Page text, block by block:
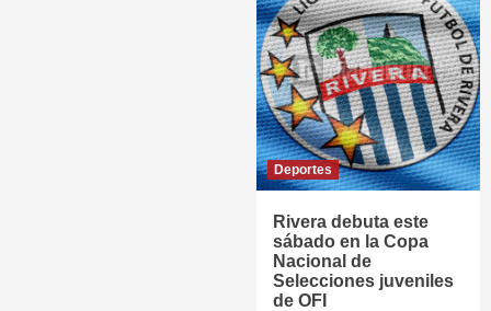
Deportes
Rivera debuta este
sábado en la Copa
Nacional de
Selecciones juveniles
de OFI